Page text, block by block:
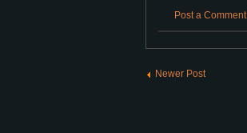
Post a Comment
Newer Post